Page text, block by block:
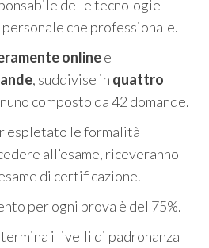
delle tecnologie
che professionale.
onlinee
, suddivise in quattro
composto da 42 domande.
espletato le formalità
all’esame, riceveranno
di certificazione.
per ogni prova è del 75%.
i livelli di padronanza